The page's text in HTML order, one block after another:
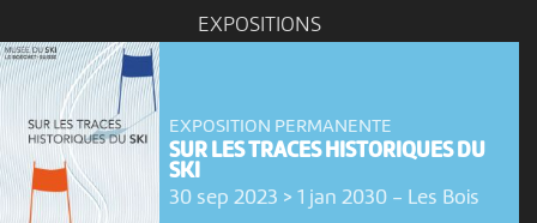
EXPOSITIONS
EXPOSITION PERMANENTE
SUR LES TRACES HISTORIQUES DU
SKI
30 sep 2023 > 1 jan 2030- Les Bois